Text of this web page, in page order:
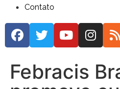
Contato
Febracis